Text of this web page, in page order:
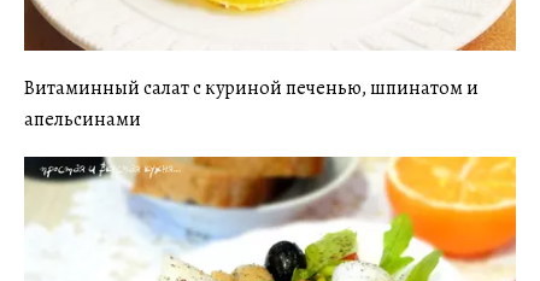
Витаминный салат с куриной печенью, шпинатом и
апельсинами